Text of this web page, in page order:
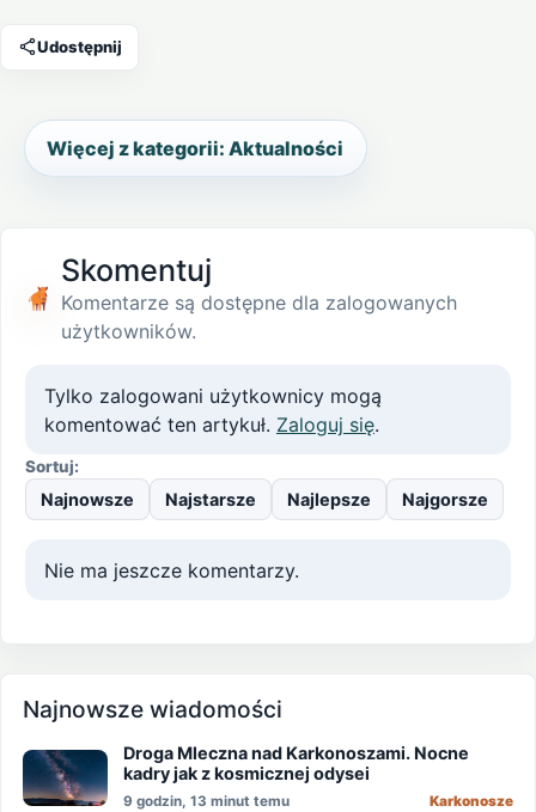
Udostępnij
Więcej z kategorii: Aktualności
Skomentuj
Komentarze są dostępne dla zalogowanych
użytkowników.
Tylko zalogowani użytkownicy mogą
komentować ten artykuł. Zaloguj się.
Sortuj:
Najnowsze Najstarsze Najlepsze Najgorsze
Nie ma jeszcze komentarzy.
Najnowsze wiadomości
Droga Mleczna nad Karkonoszami. Nocne
kadry jak z kosmicznej odysei
9 godzin, 13 minut temu Karkonosze